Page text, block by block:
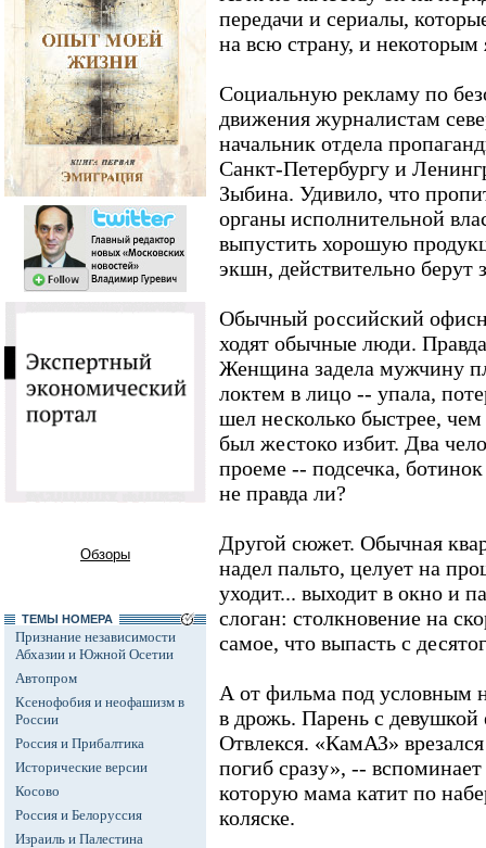
Обзоры
ТЕМЫ НОМЕРА
Признание независимости
Абхазии и Южной Осетии
Автопром
Ксенофобия и неофашизм в
России
Россия и Прибалтика
Исторические версии
Косово
Россия и Белоруссия
Израиль и Палестина
передачи и сериалы,
на всю страну, и некоторым
Социальную рекламу по
движения журналистам
начальник отдела
Санкт-Петербургу и
Зыбина. Удивило, что
органы исполнительной
выпустить хорошую
экшн, действительно берут
Обычный российский
ходят обычные люди.
Женщина задела мужчину
локтем в лицо -- упала,
шел несколько быстрее, чем
был жестоко избит. Два
проеме -- подсечка,
не правда ли?
Другой сюжет. Обычная
надел пальто, целует на
уходит... выходит в окно и
слоган: столкновение на
самое, что выпасть с
А от фильма под условным
в дрожь. Парень с
Отвлекся. «КамАЗ»
погиб сразу», --
которую мама катит по
коляске.